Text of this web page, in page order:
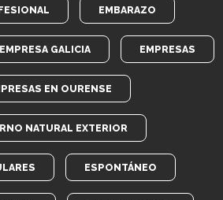
EMBARAZO
EMPRESA GALICIA EMPRESAS
EN OURENSE
NATURAL EXTERIOR
ESPONTÁNEO